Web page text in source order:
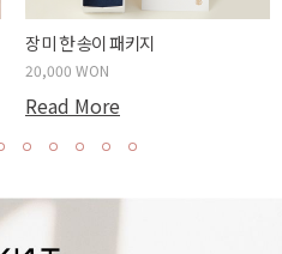
장미 한 송이 패키지
20,000 WON
Read More